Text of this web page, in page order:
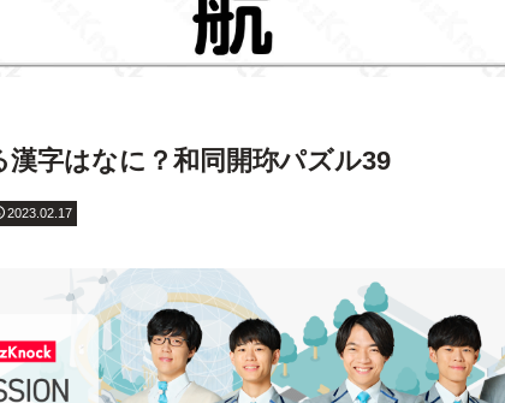
漢字はなに？和同開珎パズル39
2023.02.17